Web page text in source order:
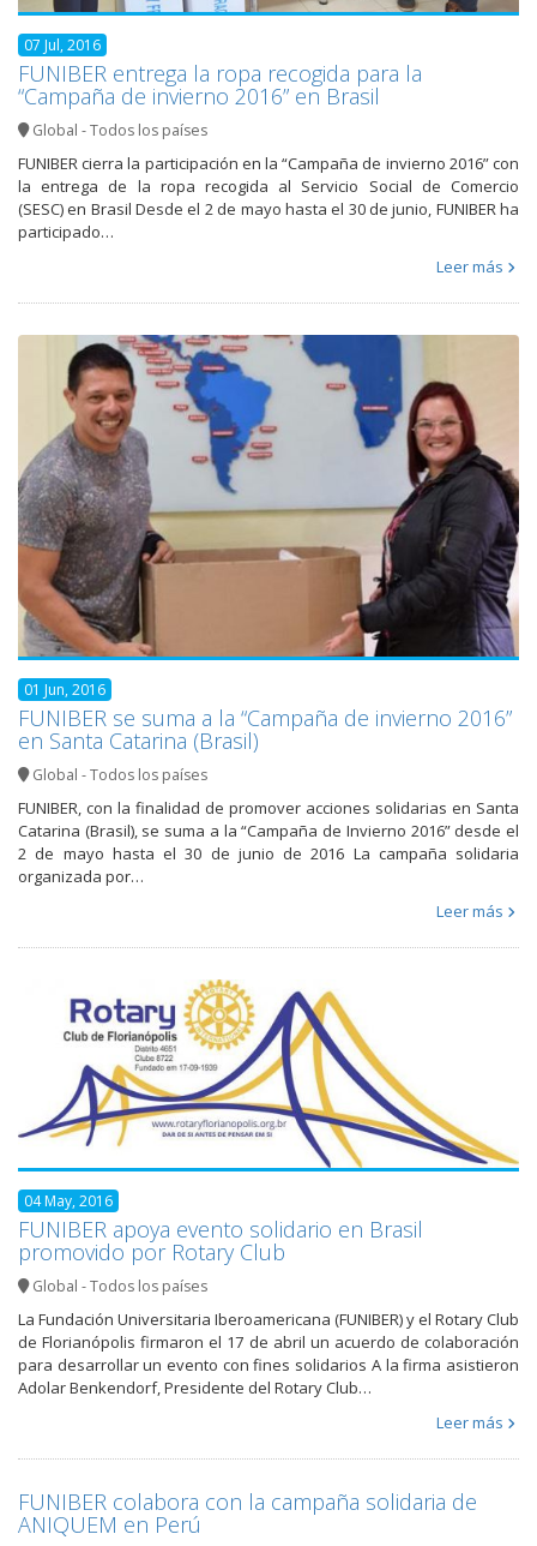
07 Jul, 2016
FUNIBER entrega la ropa recogida para la
“Campaña de invierno 2016” en Brasil
Global - Todos los países
FUNIBER cierra la participación en la “Campaña de invierno 2016” con
la entrega de la ropa recogida al Servicio Social de Comercio
(SESC) en Brasil Desde el 2 de mayo hasta el 30 de junio, FUNIBER ha
participado…
Leer más
01 Jun, 2016
FUNIBER se suma a la “Campaña de invierno 2016”
en Santa Catarina (Brasil)
Global - Todos los países
FUNIBER, con la finalidad de promover acciones solidarias en Santa
Catarina (Brasil), se suma a la “Campaña de Invierno 2016” desde el
2 de mayo hasta el 30 de junio de 2016 La campaña solidaria
organizada por…
Leer más
04 May, 2016
FUNIBER apoya evento solidario en Brasil
promovido por Rotary Club
Global - Todos los países
La Fundación Universitaria Iberoamericana (FUNIBER) y el Rotary Club
de Florianópolis firmaron el 17 de abril un acuerdo de colaboración
para desarrollar un evento con fines solidarios A la firma asistieron
Adolar Benkendorf, Presidente del Rotary Club…
Leer más
FUNIBER colabora con la campaña solidaria de
ANIQUEM en Perú